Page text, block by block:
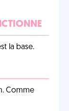
la base.
Comme